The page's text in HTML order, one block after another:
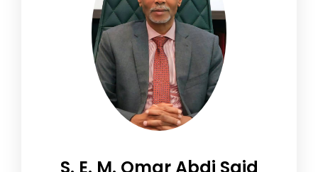
S. E. M. Omar Abdi Said